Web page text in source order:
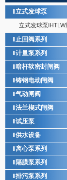
立式发球泵
立式发球泵IHTLW
止回阀系列
计量泵系列
暗杆软密封闸阀
铸钢电动闸阀
气动闸阀
法兰楔式闸阀
试压泵
供水设备
离心泵系列
隔膜泵系列
排污泵系列